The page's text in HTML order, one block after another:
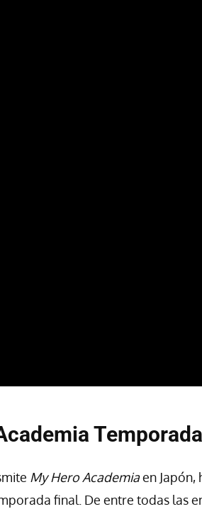
My Hero Academiaen Japón,
final. De entre todas las